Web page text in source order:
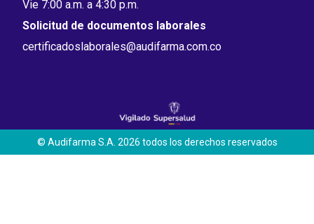
Vie 7:00 a.m. a 4:30 p.m.
Solicitud de documentos laborales
certificadoslaborales@audifarma.com.co
© Audifarma S.A. 2026 todos los derechos reservados